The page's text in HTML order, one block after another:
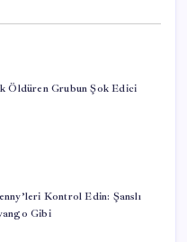
Öldüren Grubun Şok Edici
Kontrol Edin: Şanslı
Gibi